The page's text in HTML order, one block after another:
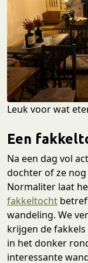
Leuk voor wat
Een
Na een dag vol
dochter of ze
Normaliter laat
fakkeltocht
wandeling. We
krijgen de
in het donker
interessante